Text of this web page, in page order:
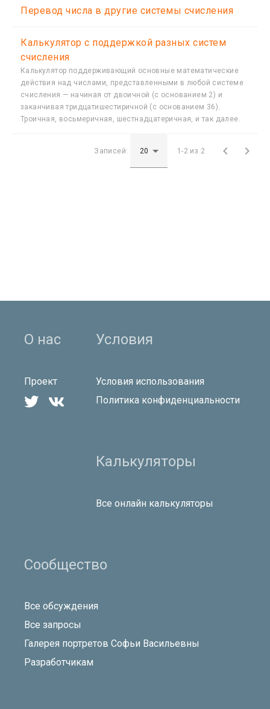
Перевод числа в другие системы счисления
Калькулятор с поддержкой разных систем
счисления
Калькулятор поддерживающий основные математические
действия над числами, представленными в любой системе
счисления — начиная от двоичной (с основанием 2) и
заканчивая тридцатишестиричной (с основанием 36).
Троичная, восьмеричная, шестнадцатеричная, и так далее.
Записей: 1-2 из 2  
О нас
Проект
 
Условия
Условия использования
Политика конфиденциальности
Калькуляторы
Все онлайн калькуляторы
Сообщество
Все обсуждения
Все запросы
Галерея портретов Софьи Васильевны
Разработчикам